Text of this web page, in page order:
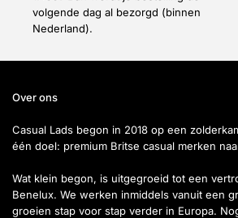
volgende dag al bezorgd (binnen
Nederland).
Over ons
Casual Lads begon in 2018 op een
één doel: premium Britse casual merken
Wat klein begon, is uitgegroeid tot een
Benelux. We werken inmiddels vanuit een
groeien stap voor stap verder in Europa.